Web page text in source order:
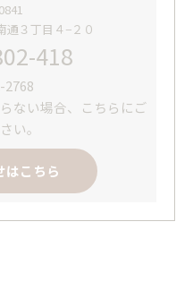
通３丁目４−２０
418
2768
ない場合、こちらにご
い。
はこちら